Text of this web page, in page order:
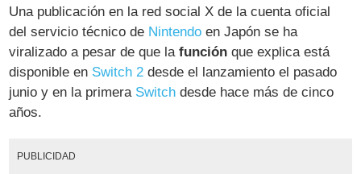
Una publicación en la red social X de la cuenta oficial
del servicio técnico de Nintendo en Japón se ha
viralizado a pesar de que lafunción que explica está
disponible en Switch 2 desde el lanzamiento el pasado
junio y en la primera Switch desde hace más de cinco
años.
PUBLICIDAD